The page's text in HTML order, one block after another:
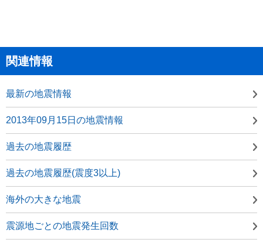
関連情報
最新の地震情報
2013年09月15日の地震情報
過去の地震履歴
過去の地震履歴(震度3以上)
海外の大きな地震
震源地ごとの地震発生回数